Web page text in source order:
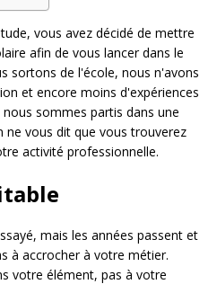
vous avez décidé de mettre
afin de vous lancer dans le
sortons de l'école, nous n'avons
et encore moins d'expériences
sommes partis dans une
ne vous dit que vous trouverez
activité professionnelle.
mais les années passent et
à accrocher à votre métier.
votre élément, pas à votre